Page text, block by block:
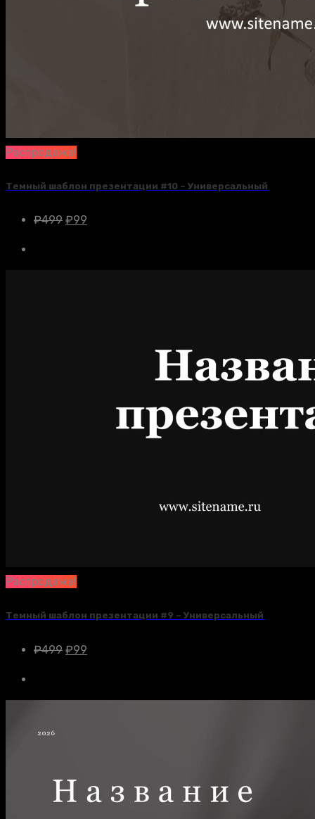
Распродажа!
Темный шаблон презентации #10 – Универсальный
₽499 ₽99
Распродажа!
Темный шаблон презентации #9 – Универсальный
₽499 ₽99